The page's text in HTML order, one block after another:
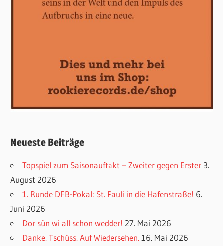
Neueste Beiträge
Topspiel zum Saisonauftakt – Zweiter gegen Erster 3.
August 2026
1. Runde DFB-Pokal: St. Pauli in die Hafenstraße! 6.
Juni 2026
Dor sün wi all schon wedder! 27. Mai 2026
Danke. Tschüss. Auf Wiedersehen. 16. Mai 2026